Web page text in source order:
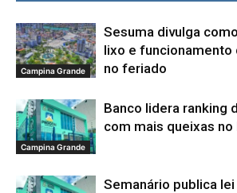
Campina Grande
Sesuma divulga
lixo e funcionamento
no feriado
Campina Grande
Banco lidera ranking
com mais queixas no
Semanário publica